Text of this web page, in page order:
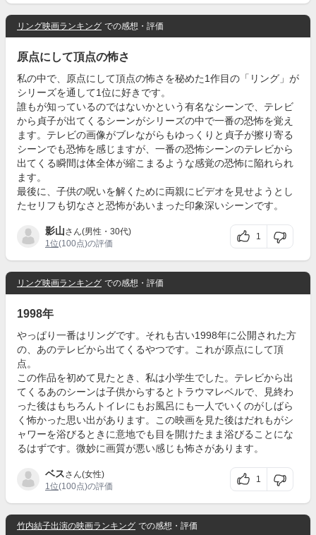
リング映画ランキング での感想・評価
原点にして頂点の怖さ
私の中で、原点にして頂点の怖さを秘めた1作目の「リング」が
シリーズを通して1位に好きです。
誰もが知っているのではないかという有名なシーンで、テレビ
から貞子が出てくるシーンがシリーズの中で一番の恐怖を覚え
ます。テレビの画像がブレながらもゆっくりと貞子が擦り寄る
シーンでも恐怖を感じますが、一番の恐怖シーンのテレビから
出てくる瞬間は体全体が縮こまるような感覚の恐怖に陥れられ
ます。
最後に、子供の呪いを解くために両親にビデオを見せようとし
たセリフも切なさと恐怖があいまった印象深いシーンです。
影山さん(男性・30代)
1位(100点)の評価
1
リング映画ランキング での感想・評価
1998年
やっぱり一番はリングです。それも古い1998年に公開された方
の、あのテレビから出てくるやつです。これが原点にして頂
点。
この作品を初めて見たとき、私は小学生でした。テレビから出
てくるあのシーンは子供からするとトラウマレベルで、見終わ
った後はもちろんトイレにもお風呂にも一人でいくのがしばら
く怖かった思い出があります。この映画を見た後はだれもがシ
ャワーを浴びるときに意地でも目を開けたまま浴びることにな
るはずです。微妙に画質が悪い感じも怖さがあります。
ベスさん(女性)
1位(100点)の評価
1
竹内結子出演の映画ランキング での感想・評価